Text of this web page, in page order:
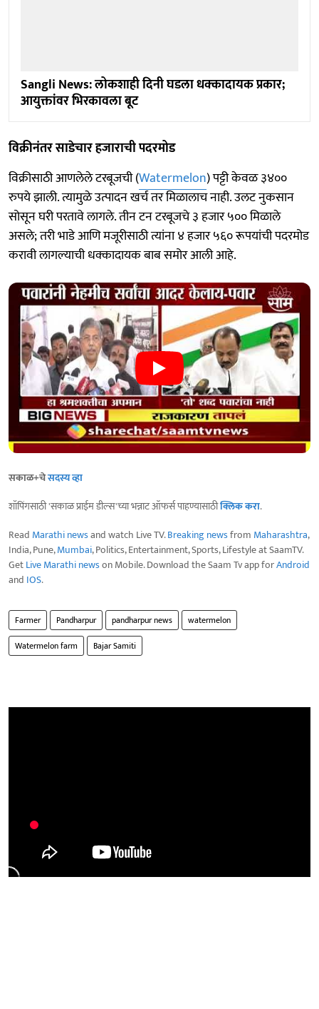
Sangli News: लोकशाही दिनी घडला धक्‍कादायक प्रकार;
आयुक्तांवर भिरकावला बूट
विक्रीनंतर साडेचार हजाराची पदरमोड
विक्रीसाठी आणलेले टरबूजची (Watermelon) पट्टी केवळ ३४००
रुपये झाली. त्यामुळे उत्पादन खर्च तर मिळालाच नाही. उलट नुकसान
सोसून घरी परतावे लागले. तीन टन टरबूजचे ३ हजार ५०० मिळाले
असले; तरी भाडे आणि मजूरीसाठी त्यांना ४ हजार ५६० रूपयांची पदरमोड
करावी लागल्याची धक्कादायक बाब समोर आली आहे.
सकाळ+चेसदस्य व्हा
शॉपिंगसाठी 'सकाळ प्राईम डील्स'च्या भन्नाट ऑफर्स पाहण्यासाठीक्लिक करा.
Read Marathi newsand watch Live TV.Breaking newsfrom Maharashtra,
India, Pune,Mumbai, Politics, Entertainment, Sports, Lifestyle at SaamTV.
GetLive Marathi newson Mobile. Download the Saam Tv app forAndroid
and IOS.
Farmer Pandharpur pandharpur news
watermelon
Watermelon farm
Bajar Samiti